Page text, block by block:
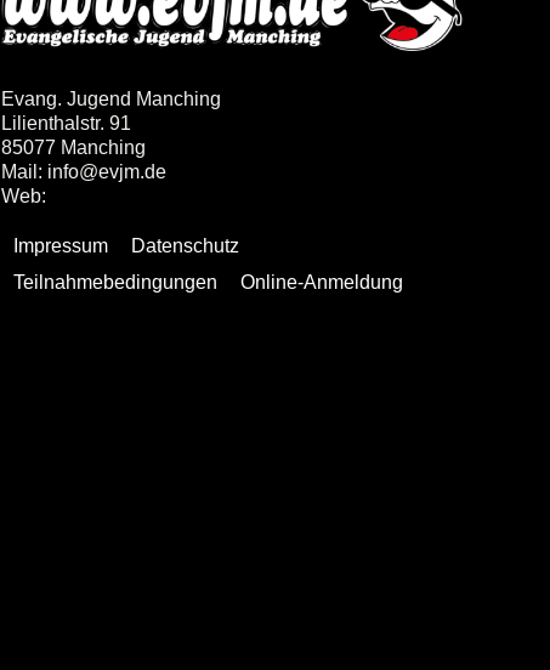
Evang. Jugend Manching
Lilienthalstr. 91
85077 Manching
Mail: info@evjm.de
Web:
Impressum
Datenschutz
Teilnahmebedingungen
Online-Anmeldung